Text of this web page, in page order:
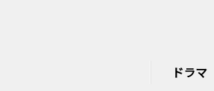
ドラマ